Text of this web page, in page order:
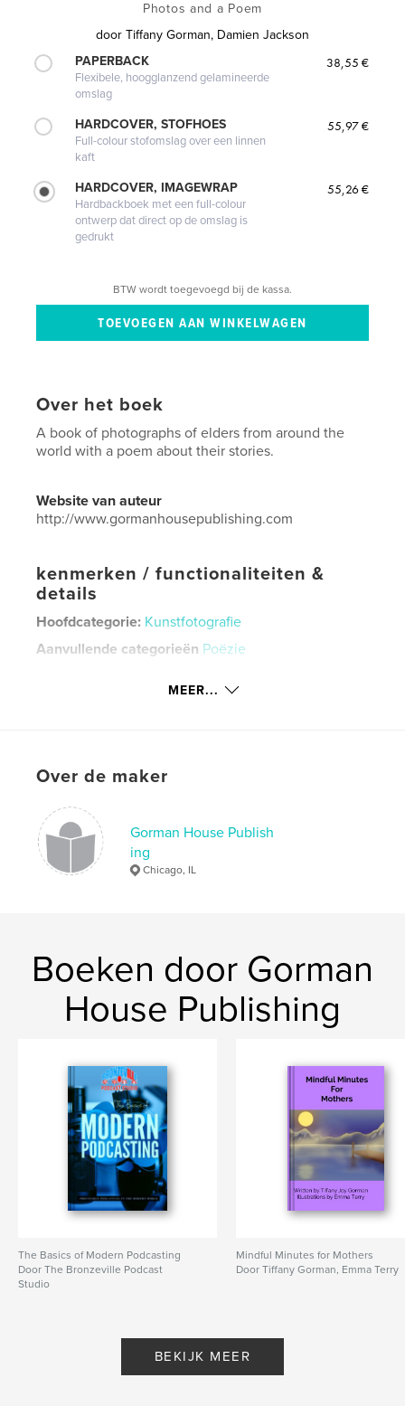
Photos and a Poem
door Tiffany Gorman, Damien Jackson
PAPERBACK
Flexibele, hoogglanzend gelamineerde
omslag
38,55 €
HARDCOVER, STOFHOES
Full-colour stofomslag over een linnen
kaft
55,97 €
HARDCOVER, IMAGEWRAP
Hardbackboek met een full-colour
ontwerp dat direct op de omslag is
gedrukt
55,26 €
BTW wordt toegevoegd bij de kassa.
Over het boek
A book of photographs of elders from around the
world with a poem about their stories.
Website van auteur
http://www.gormanhousepublishing.com
kenmerken / functionaliteiten &
details
Hoofdcategorie: Kunstfotografie
Aanvullende categorieën Poëzie
Hardcover, ImageWrap: 9781715080389
Datum publiceren:
Taal
English
Trefwoorden
MEER...
Over de maker
Gorman House Publish
ing
Chicago, IL
Boeken door Gorman
House Publishing
The Basics of Modern Podcasting
Door The Bronzeville Podcast
Studio
Mindful Minutes for Mothers
Door Tiffany Gorman, Emma Terry
BEKIJK MEER